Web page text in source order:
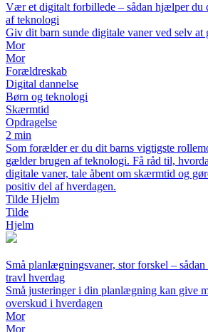
Vær et digitalt forbillede – sådan hjælper du
af teknologi
Giv dit barn sunde digitale vaner ved selv at
Mor
Mor
Forældreskab
Digital dannelse
Børn og teknologi
Skærmtid
Opdragelse
2 min
Som forælder er du dit barns vigtigste
gælder brugen af teknologi. Få råd til,
digitale vaner, tale åbent om skærmtid og
positiv del af hverdagen.
Tilde Hjelm
Tilde
Hjelm
Små planlægningsvaner, stor forskel –
travl hverdag
Små justeringer i din planlægning kan give
overskud i hverdagen
Mor
Mor